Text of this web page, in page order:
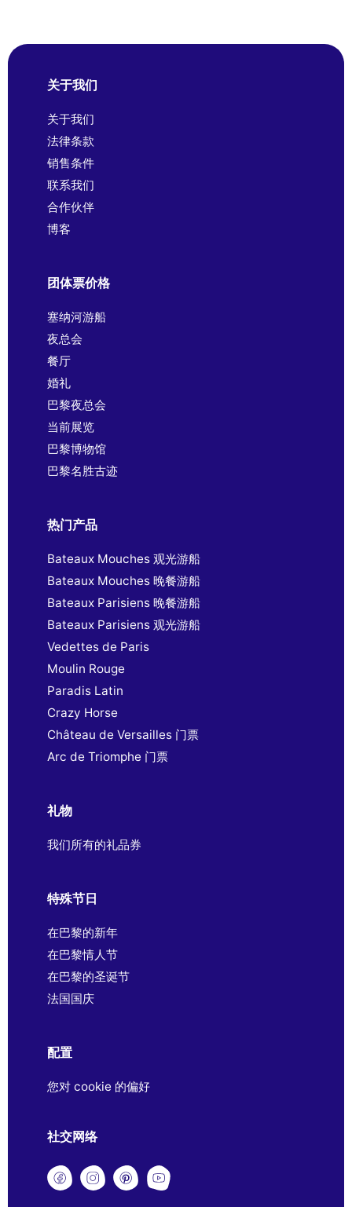
关于我们
关于我们
法律条款
销售条件
联系我们
合作伙伴
博客
团体票价格
塞纳河游船
夜总会
餐厅
婚礼
巴黎夜总会
当前展览
巴黎博物馆
巴黎名胜古迹
热门产品
Bateaux Mouches 观光游船
Bateaux Mouches 晚餐游船
Bateaux Parisiens 晚餐游船
Bateaux Parisiens 观光游船
Vedettes de Paris
Moulin Rouge
Paradis Latin
Crazy Horse
Château de Versailles 门票
Arc de Triomphe 门票
礼物
我们所有的礼品券
特殊节日
在巴黎的新年
在巴黎情人节
在巴黎的圣诞节
法国国庆
配置
您对 cookie 的偏好
社交网络